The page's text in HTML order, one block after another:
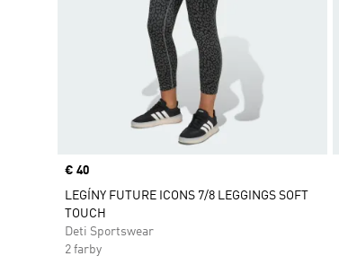
Price
€ 40
LEGÍNY FUTURE ICONS 7/8 LEGGINGS SOFT
TOUCH
Deti Sportswear
2 farby